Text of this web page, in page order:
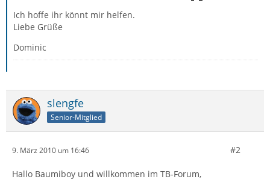
Ich hoffe ihr könnt mir helfen.
Liebe Grüße
Dominic
slengfe
Senior-Mitglied
9. März 2010 um 16:46 #2
Hallo Baumiboy und willkommen im TB-Forum,